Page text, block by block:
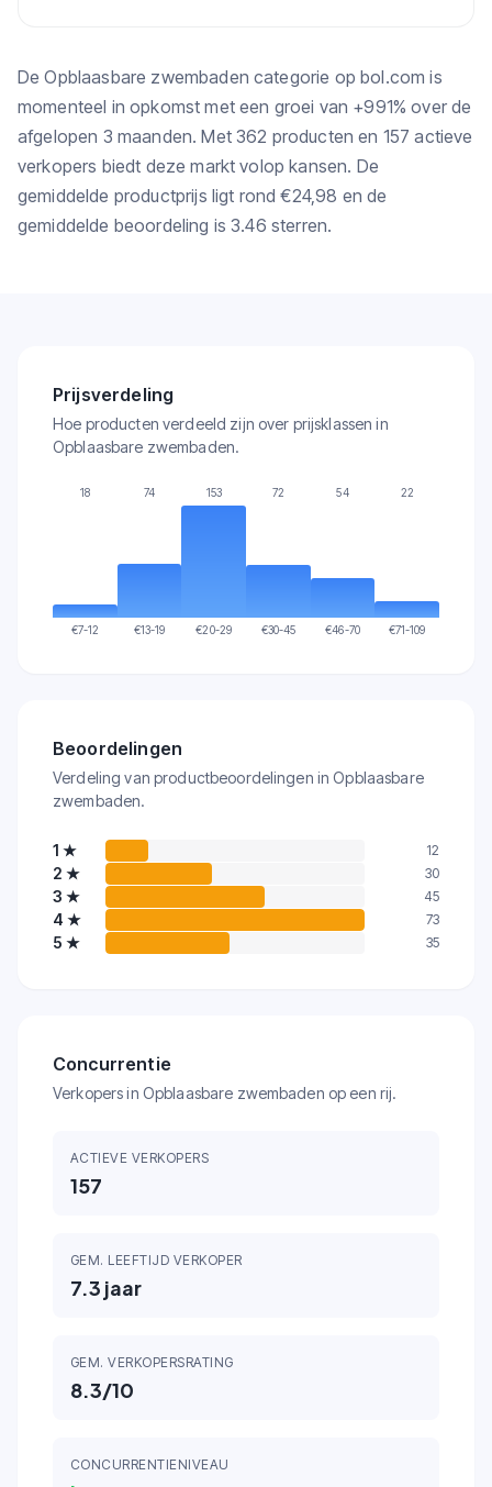
De Opblaasbare zwembaden categorie op bol.com is
momenteel in opkomst met een groei van +991% over de
afgelopen 3 maanden. Met 362 producten en 157 actieve
verkopers biedt deze markt volop kansen. De
gemiddelde productprijs ligt rond €24,98 en de
gemiddelde beoordeling is 3.46 sterren.
Prijsverdeling
Hoe producten verdeeld zijn over prijsklassen in
Opblaasbare zwembaden.
18
€7-12
74
€13-19
153
€20-29
72
€30-45
54
€46-70
22
€71-109
Beoordelingen
Verdeling van productbeoordelingen in Opblaasbare
zwembaden.
1 ★ 12
2 ★ 30
3 ★ 45
4 ★ 73
5 ★ 35
Concurrentie
Verkopers in Opblaasbare zwembaden op een rij.
ACTIEVE VERKOPERS
157
GEM. LEEFTIJD VERKOPER
7.3 jaar
GEM. VERKOPERSRATING
8.3/10
CONCURRENTIENIVEAU